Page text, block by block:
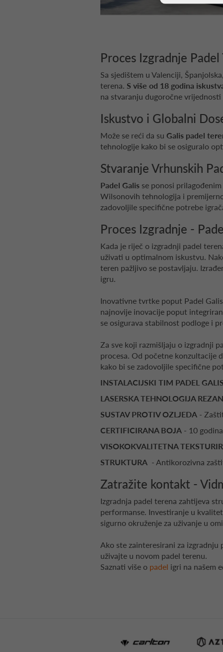
Proces Izgradnje
Sa sjedištem u Valenciji,
terena. S više od 18 godina
na stvaranju dugoročne vrijednosti
Iskustvo i Globalni
Može se reći da su Galis padel
tehnologije kako bi se osiguralo
Stvaranje Vrhunskih
Padel Galis se ponosi
Wilsonovih tehnologija i
zadovoljile specifične potrebe
Proces Izgradnje -
Kada je riječ o izgradnji padel
uživati u optimalnom iskustvu.
teren pažljivo se postavljaju.
igru.
Inovativne tvrtke poput Padel
najnovije inovacije poput
se osigurava stabilnost podloge i
Za sve koji razmišljaju o izgradnji
procesa. Od početne konzultacije
kako bi se zadovoljile specifične
INSTALACIJSKI TIM PADEL GALIS
LASERSKA TEHNOLOGIJA
SUSTAV PROTIV OZLJEDA -
CERTIFICIRANA BOJA - 10
VISOKOKVALITETNA
STRUKTURA - Antikorozivna
Zatražite kontakt -
Izgradnja padel terena zahtijeva
performanse. Investiranje u
sigurno okruženje za uživanje u
Ako ste zainteresirani za
uživajte u novom padel terenu.
Saznati više o padel igri na našem